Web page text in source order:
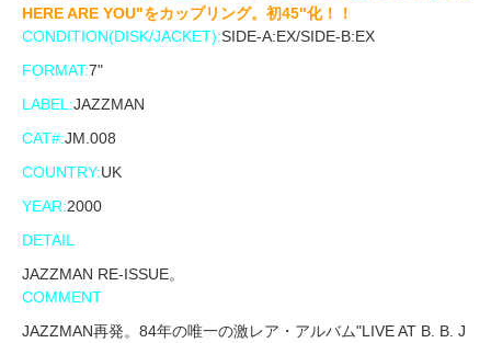
HERE ARE YOU"をカップリング。初45"化！！
CONDITION(DISK/JACKET):SIDE-A:EX/SIDE-B:EX
FORMAT:7"
LABEL:JAZZMAN
CAT#:JM.008
COUNTRY:UK
YEAR:2000
DETAIL
JAZZMAN RE-ISSUE。
COMMENT
JAZZMAN再発。84年の唯一の激レア・アルバム"LIVE AT B. B. J